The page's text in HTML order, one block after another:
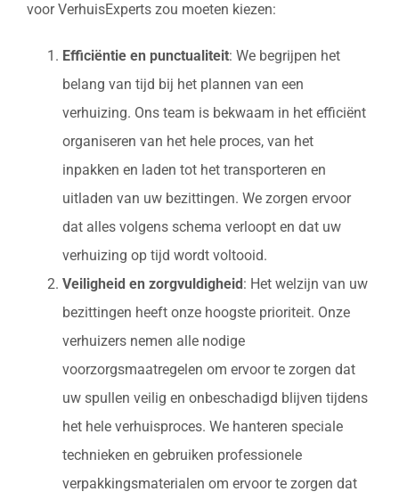
voor VerhuisExperts zou moeten kiezen:
Efficiëntie en punctualiteit: We begrijpen het
belang van tijd bij het plannen van een
verhuizing. Ons team is bekwaam in het efficiënt
organiseren van het hele proces, van het
inpakken en laden tot het transporteren en
uitladen van uw bezittingen. We zorgen ervoor
dat alles volgens schema verloopt en dat uw
verhuizing op tijd wordt voltooid.
Veiligheid en zorgvuldigheid : Het welzijn van uw
bezittingen heeft onze hoogste prioriteit. Onze
verhuizers nemen alle nodige
voorzorgsmaatregelen om ervoor te zorgen dat
uw spullen veilig en onbeschadigd blijven tijdens
het hele verhuisproces. We hanteren speciale
technieken en gebruiken professionele
verpakkingsmaterialen om ervoor te zorgen dat